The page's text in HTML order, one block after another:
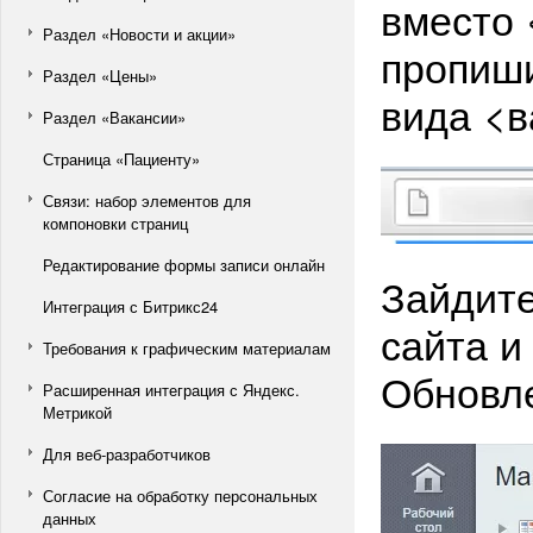
Раздел «Новости и акции»
Раздел «Цены»
Раздел «Вакансии»
Страница «Пациенту»
Связи: набор элементов для
компоновки страниц
Редактирование формы записи онлайн
Интеграция с Битрикс24
Требования к графическим материалам
Расширенная интеграция с Яндекс.
Метрикой
Для веб-разработчиков
Согласие на обработку персональных
данных
вместо
вида
сайта